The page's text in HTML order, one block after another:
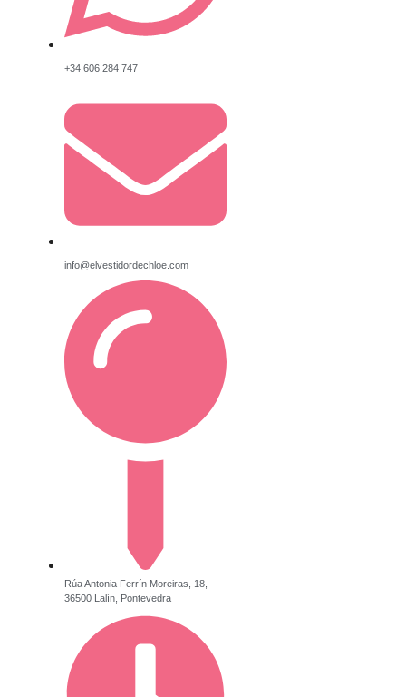
+34 606 284 747
info@elvestidordechloe.com
Rúa Antonia Ferrín Moreiras, 18,
36500 Lalín, Pontevedra